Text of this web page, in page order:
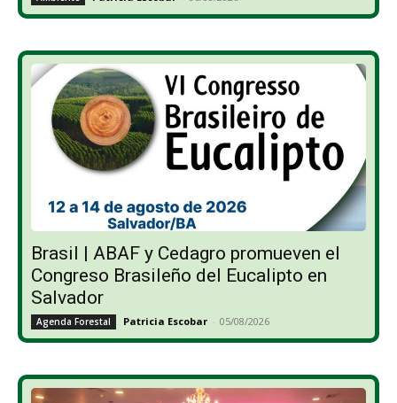
Brasil | ABAF y Cedagro promueven el
Congreso Brasileño del Eucalipto en
Salvador
Agenda Forestal Patricia Escobar - 05/08/2026